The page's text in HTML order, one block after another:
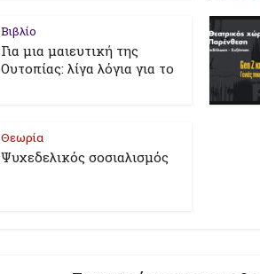
Βιβλίο
Για μια μαιευτική της
Ουτοπίας: λίγα λόγια για το
Θεωρία
Ψυχεδελικός σοσιαλισμός